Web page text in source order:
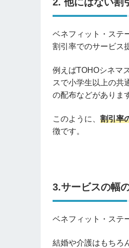
ベネフィット・ステ
割引率でのサービス
例えばTOHOシネマ
スで小学生以上の共
の配布などがありま
このように、 割引率
徴です。
3.サービスの幅
ベネフィット・ステ
結婚や介護はもちろ